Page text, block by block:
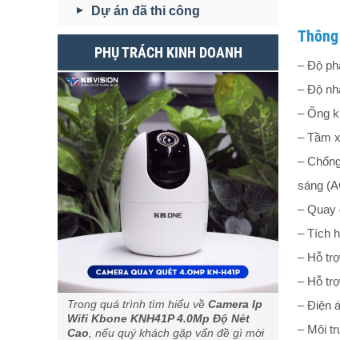
Dự án đã thi công
PHỤ TRÁCH KINH DOANH
Trong quá trình tìm hiểu về Camera Ip
Wifi Kbone KNH41P 4.0Mp Độ Nét
Cao , nếu quý khách gặp vấn đề gì mời
– Độ
– Độ
– Ống
– Tầm
–
sáng
– Quay
– Tích
– Hỗ
– Hỗ
– Điện
– Môi